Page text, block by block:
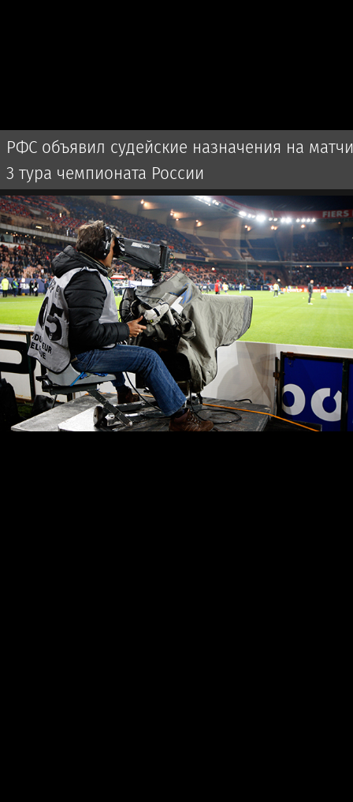
РФС объявил судейские назначения на матчи
3 тура чемпионата России